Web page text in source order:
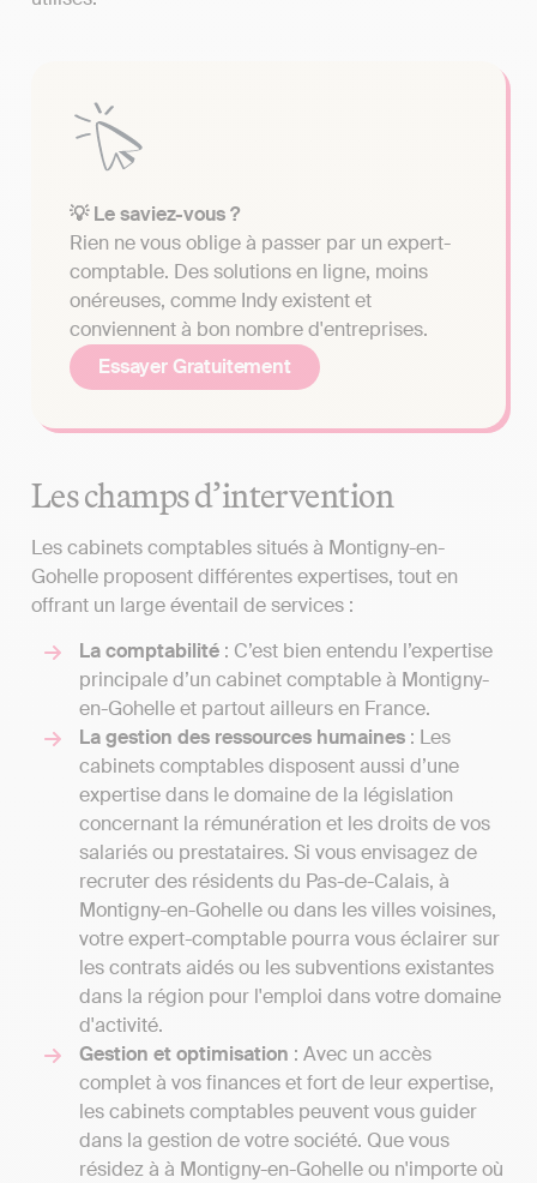
💡 Le saviez-vous ?
Rien ne vous oblige à passer par un expert-
comptable. Des solutions en ligne, moins
onéreuses, comme Indy existent et
conviennent à bon nombre d'entreprises.
Essayer Gratuitement
Les champs d’intervention
Les cabinets comptables situés à Montigny-en-
Gohelle proposent différentes expertises, tout en
offrant un large éventail de services :
La comptabilité : C’est bien entendu l’expertise
principale d’un cabinet comptable à Montigny-
en-Gohelle et partout ailleurs en France.
La gestion des ressources humaines : Les
cabinets comptables disposent aussi d’une
expertise dans le domaine de la législation
concernant la rémunération et les droits de vos
salariés ou prestataires. Si vous envisagez de
recruter des résidents du Pas-de-Calais, à
Montigny-en-Gohelle ou dans les villes voisines,
votre expert-comptable pourra vous éclairer sur
les contrats aidés ou les subventions existantes
dans la région pour l'emploi dans votre domaine
d'activité.
Gestion et optimisation : Avec un accès
complet à vos finances et fort de leur expertise,
les cabinets comptables peuvent vous guider
dans la gestion de votre société. Que vous
résidez à à Montigny-en-Gohelle ou n'importe où